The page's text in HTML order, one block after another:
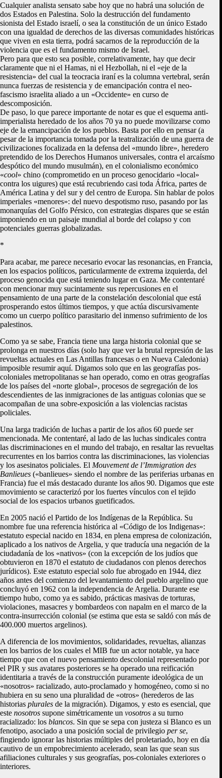
Cualquier analista sensato sabe hoy que no habrá una solución de
dos Estados en Palestina. Solo la destrucción del fundamento
sionista del Estado israelí, o sea la constitución de un único Estado
con una igualdad de derechos de las diversas comunidades históricas
que viven en esta tierra, podrá sacarnos de la reproducción de la
violencia que es el fundamento mismo de Israel.
Pero para que esto sea posible, correlativamente, hay que decir
claramente que ni el Hamas, ni el Hezbollah, ni el «eje de la
resistencia» del cual la teocracia iraní es la columna vertebral, serán
nunca fuerzas de resistencia y de emancipación contra el neo-
fascismo israelita aliado a un «Occidente» en curso de
descomposición.
De paso, lo que parece importante de notar es que el esquema anti-
imperialista heredado de los años 70 ya no puede movilizarse como
eje de la emancipación de los pueblos. Basta por ello en pensar (a
pesar de la importancia tomada por la teatralización de una guerra de
civilizaciones focalizada en la defensa del «mundo libre», heredero
pretendido de los Derechos Humanos universales, contra el arcaísmo
despótico del mundo musulmán), en el colonialismo económico
«cool» chino (comprometido en un proceso genocidario «local»
contra los uigures) que está recubriendo casi toda África, partes de
América Latina y del sur y del centro de Europa. Sin hablar de polos
imperiales «menores»: del nuevo despotismo ruso, pasando por las
monarquías del Golfo Pérsico, con estrategias dispares que se están
imponiendo en un paisaje mundial al borde del colapso y con
potenciales guerras globalizadas.
*
Para acabar, me parece necesario evocar las resonancias, en Francia,
en los espacios políticos, particularmente de extrema izquierda, del
proceso genocida que está teniendo lugar en Gaza. Me contentaré
con mencionar muy sucintamente sus repercusiones en el
pensamiento de una parte de la constelación descolonial que está
prosperando estos últimos tiempos, y que actúa discursivamente
como un cuerpo político parasitario del inmenso sufrimiento de los
palestinos.
Como ya se sabe, Francia tiene una larga historia colonial que se
prolonga en nuestros días (solo hay que ver la brutal represión de las
revueltas actuales en Las Antillas francesas o en Nueva Caledonia)
imposible resumir aquí. Digamos solo que en las geografías pos-
coloniales metropolitanas se han operado, como en otras geografías
de los países del «norte global», procesos de segregación de los
descendientes de las inmigraciones de las antiguas colonias que se
acompañan de una sobre-exposición a las violencias racistas
policiales.
Una larga tradición de luchas a partir de los años 60 puede ser
mencionada. Me contentaré, al lado de las luchas sindicales contra
las discriminaciones en el mundo del trabajo, en resaltar las revueltas
recurrentes en los barrios contra las discriminaciones, las violencias
y los asesinatos policiales. El Mouvement de l’Immigration des
Banlieues («banlieues» siendo el nombre de las periferias urbanas en
Francia) fue el más destacado durante los años 90. Digamos que este
movimiento se caracterizó por los fuertes vínculos con el tejido
social de los espacios urbanos guetificados.
En 2005 nació el Partido de los Indígenas de la República. Su
nombre fue una referencia histórica al «Código de los Indigenas»:
estatuto especial nacido en 1834, en plena empresa de colonización,
aplicado a los nativos de Argelia, y que traducía una negación de la
ciudadanía de los «nativos» (con la excepción de los judíos que
obtuvieron en 1870 el estatuto de ciudadanos con plenos derechos
jurídicos). Este estatuto especial solo fue abrogado en 1944, diez
años antes del comienzo del levantamiento del pueblo argelino que
concluyó en 1962 con la independencia de Argelia. Durante ese
tiempo hubo, como ya es sabido, prácticas masivas de torturas,
violaciones, masacres y bombardeos con napalm en el marco de la
contra-insurrección colonial (se estima que esta se saldó con más de
400.000 muertos argelinos).
A diferencia de los movimientos, solidaridades, revueltas, alianzas
en los barrios de los cuales el MIB fue un actor notable, ya hace
tiempo que con el nuevo pensamiento descolonial representado por
el PIR y sus avatares posteriores se ha operado una reificación
identitaria a través de la construcción puramente ideológica de un
«nosotros» racializado, auto-proclamado y homogéneo, como si no
hubiera en su seno una pluralidad de «otros» (herederos de las
historias plurales de la migración). Digamos, y esto es esencial, que
este nosotros supone simétricamente un vosotros a su turno
racializado: los blancos. Sin que se sepa con justeza si Blanco es un
fenotipo, asociado a una posición social de privilegio per se,
fingiendo ignorar las historias múltiples del proletariado, hoy en día
cautivo de un empobrecimiento acelerado, sean las que sean sus
afiliaciones culturales y sus geografías, pos-coloniales exteriores o
interiores.